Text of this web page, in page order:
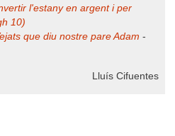
l'estany en argent i per
10)
que diu nostre pare Adam -
Lluís Cifuentes